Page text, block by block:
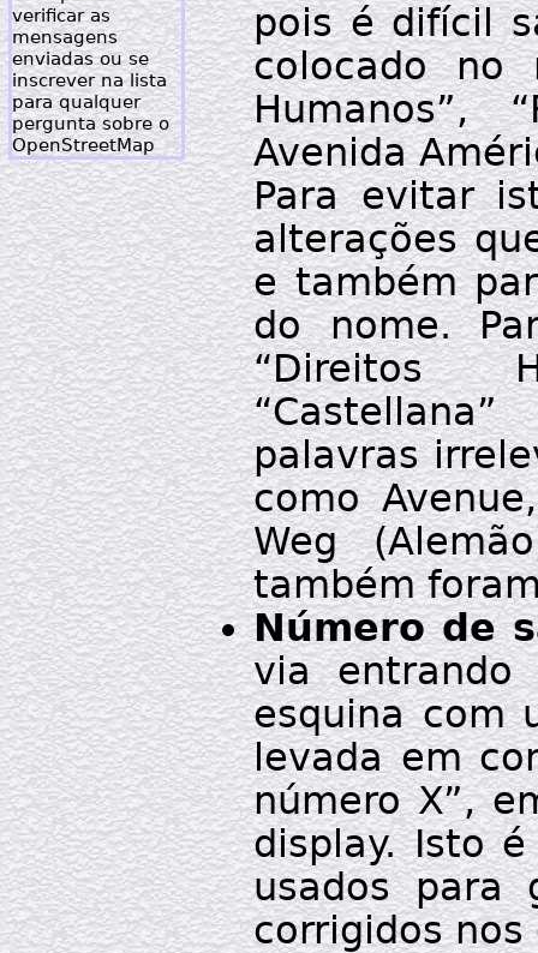
verificar as
mensagens
enviadas ou se
inscrever na lista
para qualquer
pergunta sobre o
OpenStreetMap
pois é difícil
colocado no
Humanos”,
Avenida
Para evitar
alterações
e também
do nome.
“Direitos
palavras
como
Weg
também
Número de
via
esquina com
levada em
número X”,
display. Isto
usados para
corrigidos nos